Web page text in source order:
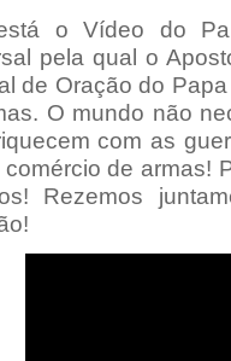
o Vídeo do
pela qual o
de Oração do
O mundo não
com as
de armas!
Rezemos